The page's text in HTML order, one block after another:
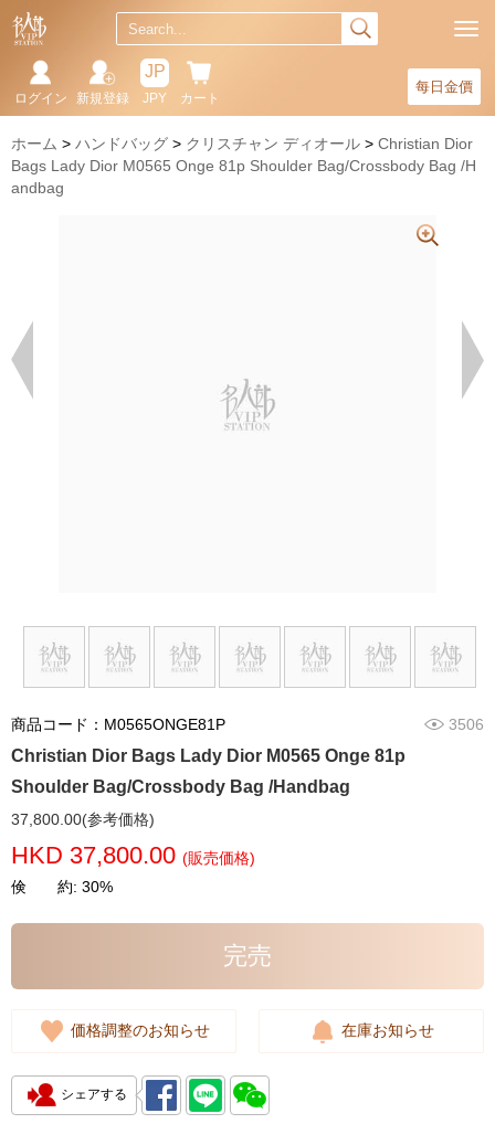
每日金價
カート
JP
JPY
新規登録
ログイン
ホーム ハンドバッグ クリスチャン ディオール
Christian Dior
Bags Lady Dior M0565 Onge 81p Shoulder Bag/Crossbody Bag /H
andbag
商品コード：M0565ONGE81P 3506
Christian Dior Bags Lady Dior M0565 Onge 81p
Shoulder Bag/Crossbody Bag /Handbag
37,800.00(参考価格)
HKD 37,800.00 (販売価格)
倹 約: 30%
完売
価格調整のお知らせ 在庫お知らせ
シェアする